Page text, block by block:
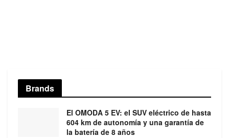
Brands
El OMODA 5 EV: el SUV eléctrico de hasta
604 km de autonomía y una garantía de
la batería de 8 años